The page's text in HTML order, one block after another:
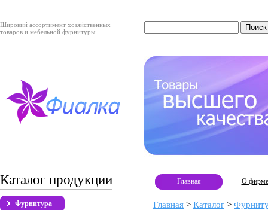
Широкий ассортимент хозяйственных
товаров и мебельной фурнитуры
Каталог продукции
Фурнитура
Главная О фирме
Главная > Каталог >